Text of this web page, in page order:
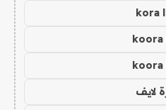
kora
koora
koora
لايف